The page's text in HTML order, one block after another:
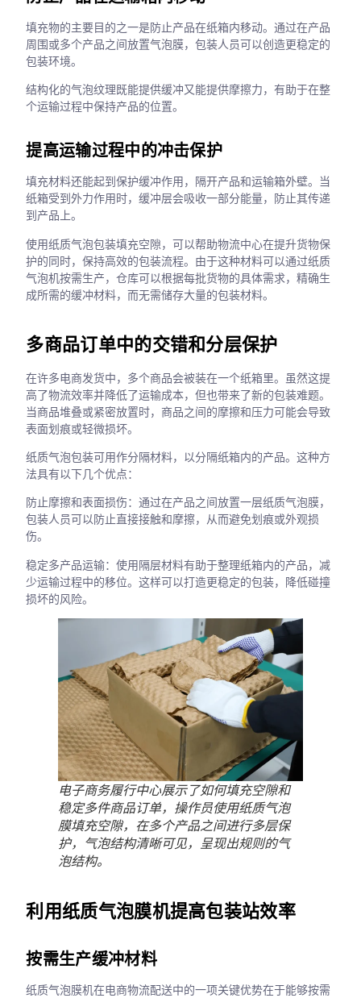
填充物的主要目的之一是防止产品在纸箱内移动。通过在产品
周围或多个产品之间放置气泡膜，包装人员可以创造更稳定的
包装环境。
结构化的气泡纹理既能提供缓冲又能提供摩擦力，有助于在整
个运输过程中保持产品的位置。
提高运输过程中的冲击保护
填充材料还能起到保护缓冲作用，隔开产品和运输箱外壁。当
纸箱受到外力作用时，缓冲层会吸收一部分能量，防止其传递
到产品上。
使用纸质气泡包装填充空隙，可以帮助物流中心在提升货物保
护的同时，保持高效的包装流程。由于这种材料可以通过纸质
气泡机按需生产，仓库可以根据每批货物的具体需求，精确生
成所需的缓冲材料，而无需储存大量的包装材料。
多商品订单中的交错和分层保护
在许多电商发货中，多个商品会被装在一个纸箱里。虽然这提
高了物流效率并降低了运输成本，但也带来了新的包装难题。
当商品堆叠或紧密放置时，商品之间的摩擦和压力可能会导致
表面划痕或轻微损坏。
纸质气泡包装可用作分隔材料，以分隔纸箱内的产品。这种方
法具有以下几个优点：
防止摩擦和表面损伤：通过在产品之间放置一层纸质气泡膜，
包装人员可以防止直接接触和摩擦，从而避免划痕或外观损
伤。
稳定多产品运输：使用隔层材料有助于整理纸箱内的产品，减
少运输过程中的移位。这样可以打造更稳定的包装，降低碰撞
损坏的风险。
电子商务履行中心展示了如何填充空隙和
稳定多件商品订单，操作员使用纸质气泡
膜填充空隙，在多个产品之间进行多层保
护，气泡结构清晰可见，呈现出规则的气
泡结构。
利用纸质气泡膜机提高包装站效率
按需生产缓冲材料
纸质气泡膜机在电商物流配送中的一项关键优势在于能够按需